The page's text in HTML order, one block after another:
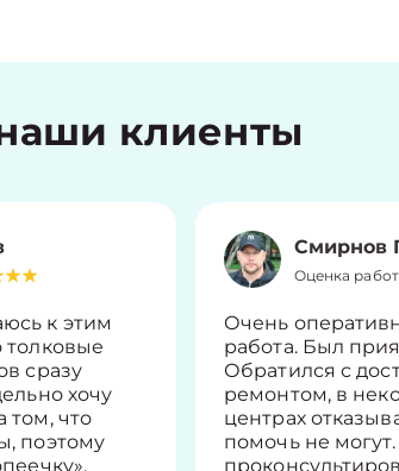
клиенты
к этим
толковые
сразу
хочу
том, что
поэтому
Смирнов
Оценка
Очень
работа. Был
Обратился с
ремонтом, в
центрах
помочь не